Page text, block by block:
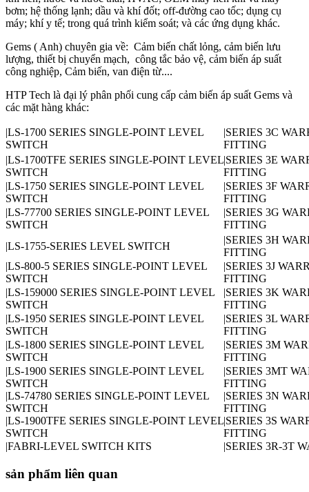
bơm; hệ thống lạnh; dầu và khí đốt; off-đường cao tốc; dụng cụ
máy; khí y tế; trong quá trình kiểm soát; và các ứng dụng khác.
Gems ( Anh) chuyên gia về: Cảm biến chất lỏng, cảm biến lưu
lượng, thiết bị chuyển mạch, công tắc bảo vệ, cảm biến áp suất
công nghiệp, Cảm biến, van điện từ....
HTP Tech là đại lý phân phối cung cấp cảm biến áp suất Gems và
các mặt hàng khác:
|LS-1700 SERIES SINGLE-POINT LEVEL
SWITCH
|SERIES 3C
FITTING
|LS-1700TFE SERIES SINGLE-POINT LEVEL
SWITCH
|SERIES 3E
FITTING
|LS-1750 SERIES SINGLE-POINT LEVEL
SWITCH
|SERIES 3F
FITTING
|LS-77700 SERIES SINGLE-POINT LEVEL
SWITCH
|SERIES 3G
FITTING
|LS-1755-SERIES LEVEL SWITCH
|SERIES 3H
FITTING
|LS-800-5 SERIES SINGLE-POINT LEVEL
SWITCH
|SERIES 3J
FITTING
|LS-159000 SERIES SINGLE-POINT LEVEL
SWITCH
|SERIES 3K
FITTING
|LS-1950 SERIES SINGLE-POINT LEVEL
SWITCH
|SERIES 3L
FITTING
|LS-1800 SERIES SINGLE-POINT LEVEL
SWITCH
|SERIES 3M
FITTING
|LS-1900 SERIES SINGLE-POINT LEVEL
SWITCH
|SERIES 3MT
FITTING
|LS-74780 SERIES SINGLE-POINT LEVEL
SWITCH
|SERIES 3N
FITTING
|LS-1900TFE SERIES SINGLE-POINT LEVEL
SWITCH
|SERIES 3S
FITTING
|FABRI-LEVEL SWITCH KITS
|SERIES 3R-3T
sản phẩm liên quan